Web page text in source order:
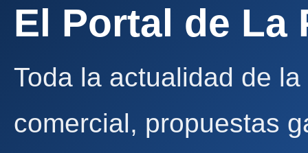
El Portal de La
Toda la actualidad de
comercial, propuestas